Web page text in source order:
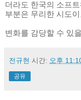
더라도 한국의 소프
부분은 무리한 시도
변화를 감당할 수 있
전규현 시간: 오후
공유